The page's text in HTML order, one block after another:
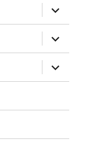
öffnen
öffnen
öffnen